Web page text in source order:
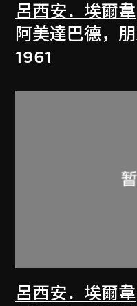
呂西安．埃爾韋
阿美達巴德，
1961
呂西安．埃爾韋